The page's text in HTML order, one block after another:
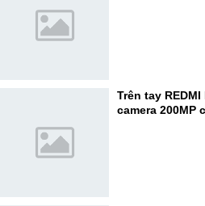
Trên tay
camera 200MP